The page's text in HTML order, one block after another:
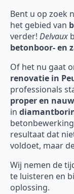
Bent u op zoek
het gebied van
verder! Delvaux
betonboor- en
Of het nu gaat
renovatie in
professionals
proper en
in
resultaat dat
voldoet, maar
Wij nemen de
te luisteren en
oplossing.